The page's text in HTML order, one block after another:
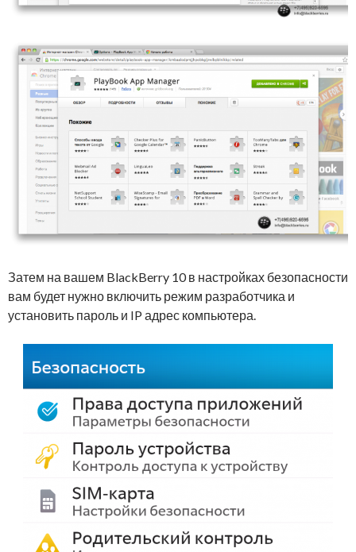
Затем на вашем BlackBerry 10 в настройках безопасности
вам будет нужно включить режим разработчика и
установить пароль и IP адрес компьютера.